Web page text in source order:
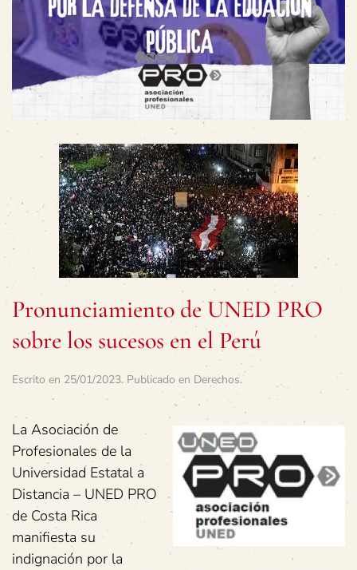
Pronunciamiento de UNED PRO
sobre los sucesos en el Perú
Escrito en 25/01/2023. Publicado en Derechos.
La Asociación de
Profesionales de la
Universidad Estatal a
Distancia – UNED PRO
de Costa Rica
manifiesta su
indignación por la